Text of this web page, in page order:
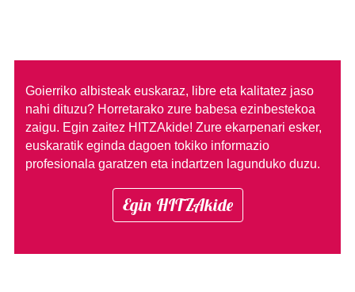
Goierriko albisteak euskaraz, libre eta kalitatez jaso
nahi dituzu? Horretarako zure babesa ezinbestekoa
zaigu. Egin zaitez HITZAkide! Zure ekarpenari esker,
euskaratik eginda dagoen tokiko informazio
profesionala garatzen eta indartzen lagunduko duzu.
Egin HITZAkide